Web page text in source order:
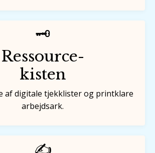
🗝️
Ressource-
kisten
af digitale tjekklister og printklare
arbejdsark.
✍️